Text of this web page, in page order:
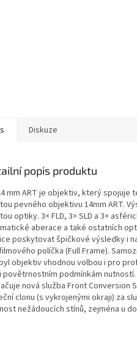
Diskuze
popis produktu
mm ART je objektiv, který spojuje
pevného objektivu 14mm ART.
optiky. 3× FLD, 3× SLD a 3×
aberace a také ostatních
poskytovat špičkové výsledky i
políčka (Full Frame).
objektiv vhodnou volbou i pro
podmínkám
nová služba Front Conversion
clonu (s vykrojenými okraji) za
nežádoucích stínů, zejména u